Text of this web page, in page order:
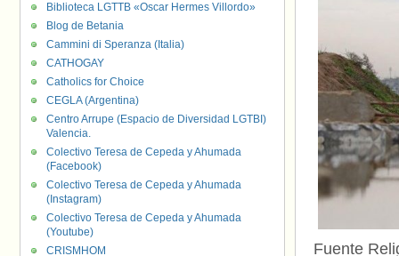
Fuente
Biblioteca LGTTB «Oscar Hermes Villordo»
Blog de Betania
Cammini di Speranza (Italia)
CATHOGAY
Catholics for Choice
CEGLA (Argentina)
Centro Arrupe (Espacio de Diversidad LGTBI)
Valencia.
Colectivo Teresa de Cepeda y Ahumada
(Facebook)
Colectivo Teresa de Cepeda y Ahumada
(Instagram)
Colectivo Teresa de Cepeda y Ahumada
(Youtube)
CRISMHOM